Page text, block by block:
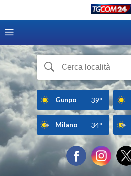
Gunpo 39°
Milano 34°